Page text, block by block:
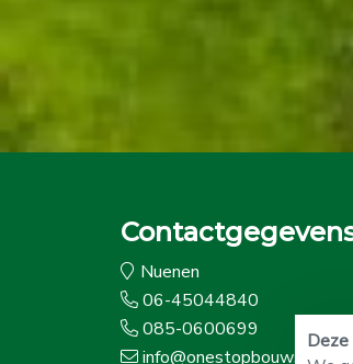
Nuenen
06-45044840
085-0600699
info@onestopbouwshop.nl